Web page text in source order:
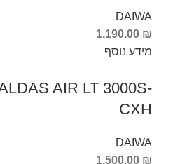
DAIWA
1,190.00 ₪
מידע נוסף
AIR LT 3000S-
CXH
DAIWA
1,500.00 ₪